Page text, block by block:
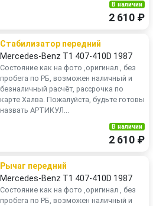
В наличии
2 610 ₽
Стабилизатор передний
Mercedes-Benz T1 407-410D 1987
Состояние как на фото ,оригинал , без
пробега по РБ, возможен наличный и
безналичный расчёт, рассрочка по
карте Халва. Пожалуйста, будьте готовы
назвать АРТИКУЛ...
В наличии
2 610 ₽
Рычаг передний
Mercedes-Benz T1 407-410D 1987
Состояние как на фото ,оригинал , без
пробега по РБ, возможен наличный и